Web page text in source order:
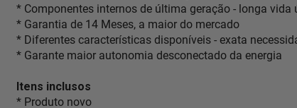
* Componentes internos de última geração - longa vida
* Garantia de 14 Meses, a maior do mercado
* Diferentes características disponíveis - exata
* Garante maior autonomia desconectado da energia
Itens inclusos
* Produto novo